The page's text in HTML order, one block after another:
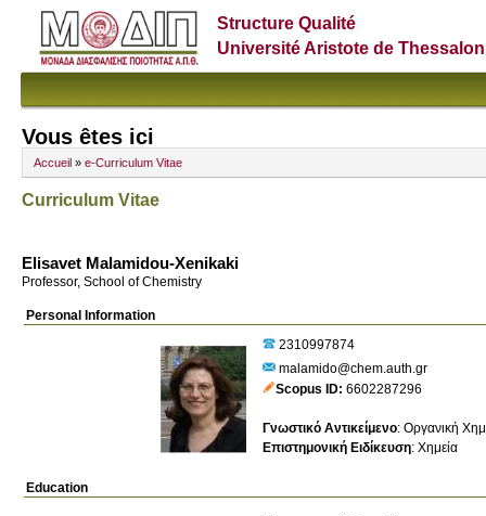
Structure Qualité
Université Aristote de
Vous êtes ici
Accueil » e-Curriculum Vitae
Curriculum Vitae
Elisavet Malamidou-Xenikaki
Professor, School of Chemistry
Personal Information
2310997874
malamido@chem.auth.gr
Scopus ID 6602287296
Γνωστικό Αντικείμενο: Οργανική
Επιστημονική Ειδίκευση: Χημεία
Education